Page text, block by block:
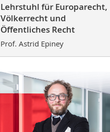
Lehrstuhl für Europarecht,
Völkerrecht und
Öffentliches Recht
Prof. Astrid Epiney